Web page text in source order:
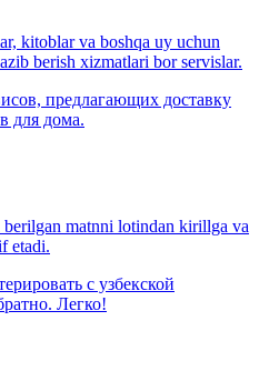
kitoblar va boshqa uy uchun
berish xizmatlari bor servislar.
предлагающих доставку
для дома.
matnni lotindan kirillga va
etadi.
с узбекской
Легко!